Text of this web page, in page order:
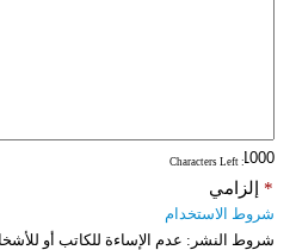
: Characters Left
إلزامي *
شروط الاستخدام
شروط النشر: عدم الإساءة للكاتب أو